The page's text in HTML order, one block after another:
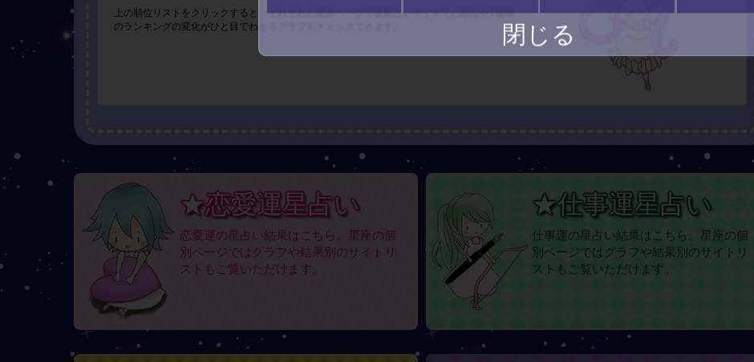
閉じる
上の順位リストをクリックすると、それぞれの星座ページで各星占いサイトでの順位や1週間
のランキングの変化がひと目でわかるグラフもチェックできます。
★恋愛運星占い
恋愛運の星占い結果はこちら。星座の個
別ページではグラフや結果別のサイトリ
ストもご覧いただけます。
★仕事運星占い
仕事運の星占い結果はこちら。星座の個
別ページではグラフや結果別のサイトリ
ストもご覧いただけます。